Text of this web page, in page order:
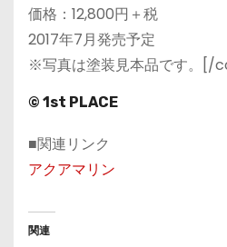
価格：12,800円＋税
2017年7月発売予定
※写真は塗装見本品です。
© 1st PLACE
■関連リンク
アクアマリン
関連